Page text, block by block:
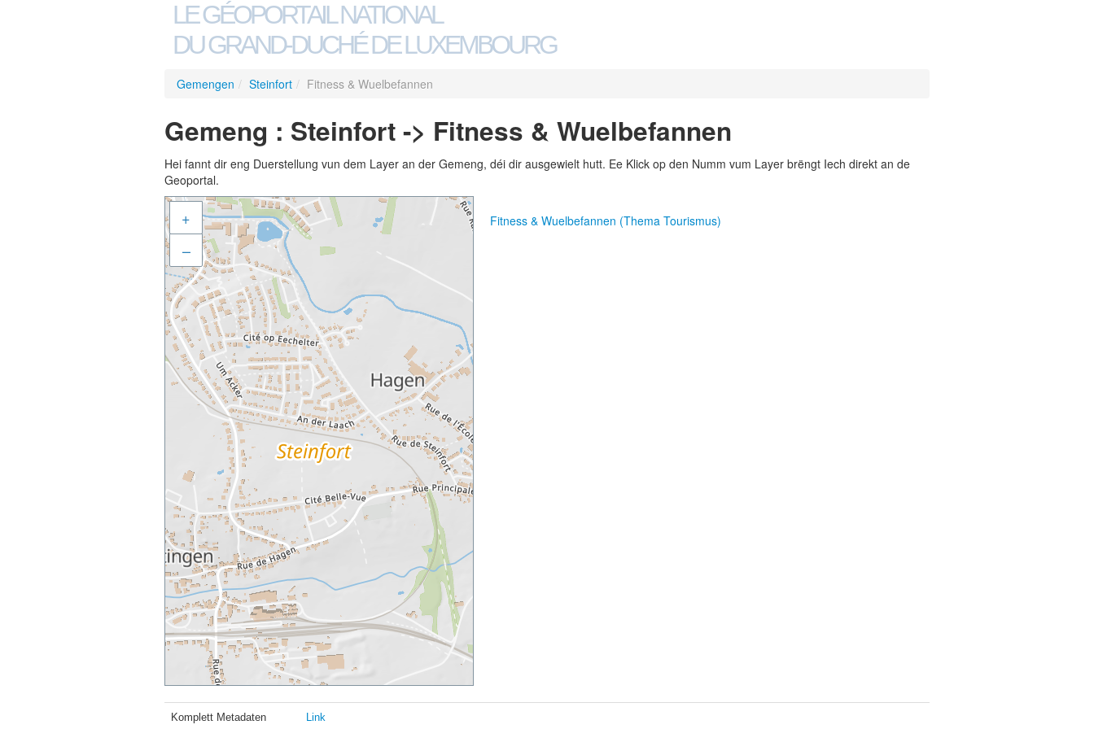
LE GÉOPORTAIL NATIONAL
DU GRAND-DUCHÉ DE LUXEMBOURG
Gemengen / Steinfort / Fitness & Wuelbefannen
Gemeng : Steinfort -> Fitness & Wuelbefannen
Hei fannt dir eng Duerstellung vun dem Layer an der Gemeng, déi dir ausgewielt hutt. Ee Klick op den Numm vum Layer brëngt Iech direkt an de
Geoportal.
+
–
Fitness & Wuelbefannen (Thema Tourismus)
Komplett Metadaten Link